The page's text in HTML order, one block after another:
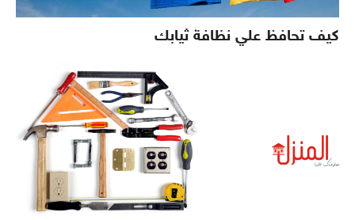
كيف تحافظ علي نظافة ثيابك